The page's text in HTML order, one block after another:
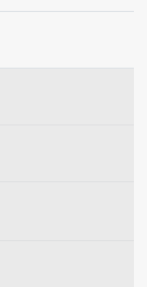
tsing